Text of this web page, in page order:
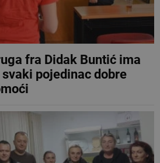
fra Didak Buntić ima
pojedinac dobre